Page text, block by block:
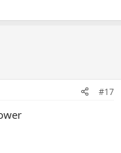
#17